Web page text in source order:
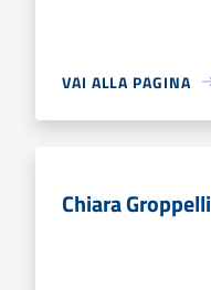
VAI ALLA PAGINA
Chiara Groppelli